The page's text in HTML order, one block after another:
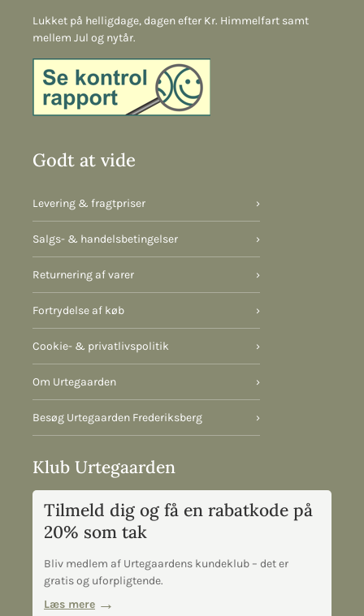
Lukket på helligdage, dagen efter Kr. Himmelfart samt
mellem Jul og nytår.
Godt at vide
Levering & fragtpriser ›
Salgs- & handelsbetingelser ›
Returnering af varer ›
Fortrydelse af køb ›
Cookie- & privatlivspolitik ›
Om Urtegaarden ›
Besøg Urtegaarden Frederiksberg ›
Klub Urtegaarden
Tilmeld dig og få en rabatkode på
20% som tak
Bliv medlem af Urtegaardens kundeklub – det er
gratis og uforpligtende.
Læs mere